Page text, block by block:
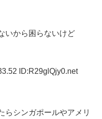
いから困らないけど
ID:R29glQjy0.net
らシンガポールやアメリ